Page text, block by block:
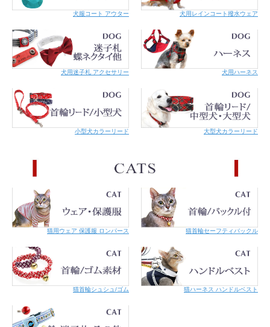
犬服コート アウター 犬用レインコート撥水ウェア
犬用迷子札 アクセサリー 犬用ハーネス
小型犬カラーリード 大型犬カラーリード
猫用ウェア 保護服 ロンパース 猫首輪セーフティバックル
猫首輪シュシュ/ゴム 猫ハーネス ハンドルベスト